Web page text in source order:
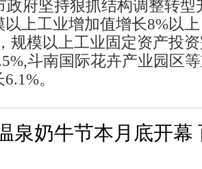
政府坚持狠抓结构调整转
上工业增加值增长8%以
规模以上工业固定资产投
斗南国际花卉产业园区
。
泉奶牛节本月底开幕